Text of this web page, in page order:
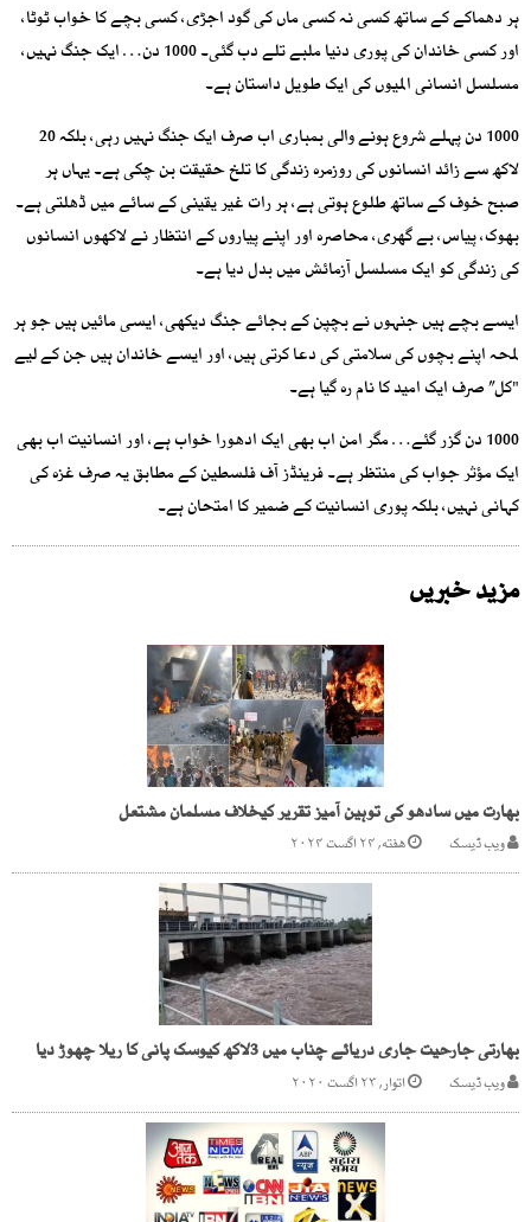
ہر دھماکے کے ساتھ کسی نہ کسی ماں کی گود اجڑی، کسی بچے کا خواب ٹوٹا،
اور کسی خاندان کی پوری دنیا ملبے تلے دب گئی۔ 1000 دن… ایک جنگ نہیں،
مسلسل انسانی المیوں کی ایک طویل داستان ہے۔
1000 دن پہلے شروع ہونے والی بمباری اب صرف ایک جنگ نہیں رہی، بلکہ 20
لاکھ سے زائد انسانوں کی روزمرہ زندگی کا تلخ حقیقت بن چکی ہے۔ یہاں ہر
صبح خوف کے ساتھ طلوع ہوتی ہے، ہر رات غیر یقینی کے سائے میں ڈھلتی ہے۔
بھوک، پیاس، بے گھری، محاصرہ اور اپنے پیاروں کے انتظار نے لاکھوں انسانوں
کی زندگی کو ایک مسلسل آزمائش میں بدل دیا ہے۔
ایسے بچے ہیں جنہوں نے بچپن کے بجائے جنگ دیکھی، ایسی مائیں ہیں جو ہر
لمحہ اپنے بچوں کی سلامتی کی دعا کرتی ہیں، اور ایسے خاندان ہیں جن کے لیے
"کل” صرف ایک امید کا نام رہ گیا ہے۔
1000 دن گزر گئے… مگر امن اب بھی ایک ادھورا خواب ہے، اور انسانیت اب بھی
ایک مؤثر جواب کی منتظر ہے۔ فرینڈز آف فلسطین کے مطابق یہ صرف غزہ کی
کہانی نہیں، بلکہ پوری انسانیت کے ضمیر کا امتحان ہے۔
مزید خبریں
بھارت میں سادھو کی توہین آمیز تقریر کیخلاف مسلمان مشتعل
ویب ڈیسک هفته, ۲۴ اگست ۲۰۲۴
بھارتی جارحیت جاری دریائے چناب میں 3لاکھ کیوسک پانی کا ریلا چھوڑ دیا
ویب ڈیسک اتوار, ۲۳ اگست ۲۰۲۰